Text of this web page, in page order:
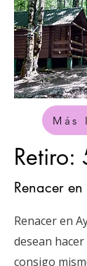
Más
Retiro:
Renacer
Renacer en
desean
consigo